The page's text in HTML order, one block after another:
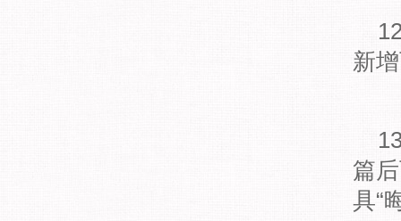
新
篇
具“